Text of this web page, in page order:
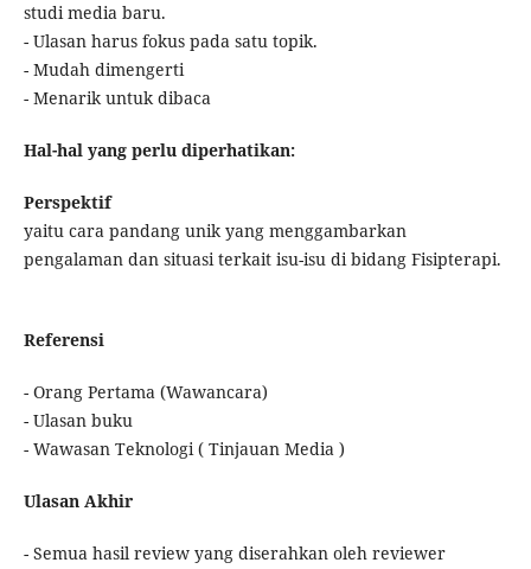
studi media baru.
- Ulasan harus fokus pada satu topik.
- Mudah dimengerti
- Menarik untuk dibaca
Hal-hal yang perlu diperhatikan:
Perspektif
yaitu cara pandang unik yang menggambarkan
pengalaman dan situasi terkait isu-isu di bidang Fisipterapi.
Referensi
- Orang Pertama (Wawancara)
- Ulasan buku
- Wawasan Teknologi ( Tinjauan Media )
Ulasan Akhir
- Semua hasil review yang diserahkan oleh reviewer